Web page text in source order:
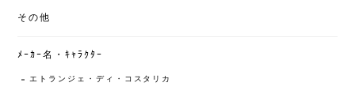
その他
ﾒｰｶｰ名・ｷｬﾗｸﾀｰ
エトランジェ・ディ・コスタリカ